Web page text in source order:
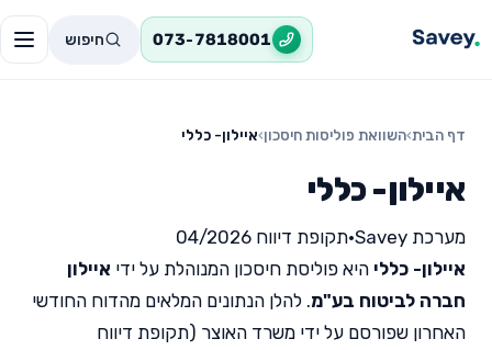
073-7818001 חיפוש
דף הבית›השוואת פוליסות חיסכון›איילון- כללי
איילון- כללי
מערכת Savey •תקופת דיווח 04/2026
איילון- כללי היא פוליסת חיסכון המנוהלת על ידי איילון
חברה לביטוח בע"מ. להלן הנתונים המלאים מהדוח החודשי
האחרון שפורסם על ידי משרד האוצר (תקופת דיווח